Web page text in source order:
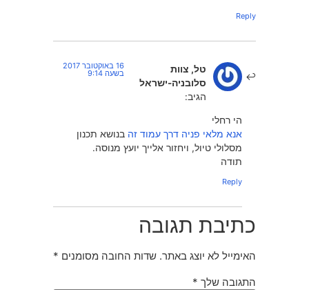
Reply
טל, צוות
סלובניה-ישראל
הגיב:
16 באוקטובר 2017
בשעה 9:14
הי רחלי
אנא מלאי פניה דרך עמוד זה בנושא תכנון
מסלולי טיול, ויחזור אלייך יועץ מנוסה.
תודה
Reply
כתיבת תגובה
האימייל לא יוצג באתר. שדות החובה מסומנים *
התגובה שלך *